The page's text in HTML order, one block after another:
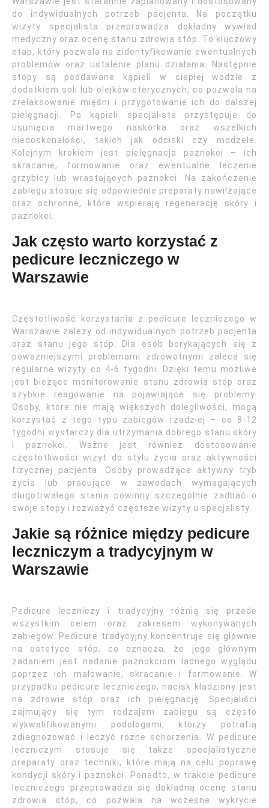
do indywidualnych potrzeb pacjenta. Na początku
wizyty specjalista przeprowadza dokładny wywiad
medyczny oraz ocenę stanu zdrowia stóp. To kluczowy
etap, który pozwala na zidentyfikowanie ewentualnych
problemów oraz ustalenie planu działania. Następnie
stopy są poddawane kąpieli w ciepłej wodzie z
dodatkiem soli lub olejków eterycznych, co pozwala na
zrelaksowanie mięśni i przygotowanie ich do dalszej
pielęgnacji. Po kąpieli specjalista przystępuje do
usunięcia martwego naskórka oraz wszelkich
niedoskonałości, takich jak odciski czy modzele.
Kolejnym krokiem jest pielęgnacja paznokci – ich
skracanie, formowanie oraz ewentualne leczenie
grzybicy lub wrastających paznokci. Na zakończenie
zabiegu stosuje się odpowiednie preparaty nawilżające
oraz ochronne, które wspierają regenerację skóry i
paznokci.
Jak często warto korzystać z
pedicure leczniczego w
Warszawie
Częstotliwość korzystania z pedicure leczniczego w
Warszawie zależy od indywidualnych potrzeb pacjenta
oraz stanu jego stóp. Dla osób borykających się z
poważniejszymi problemami zdrowotnymi zaleca się
regularne wizyty co 4-6 tygodni. Dzięki temu możliwe
jest bieżące monitorowanie stanu zdrowia stóp oraz
szybkie reagowanie na pojawiające się problemy.
Osoby, które nie mają większych dolegliwości, mogą
korzystać z tego typu zabiegów rzadziej – co 8-12
tygodni wystarczy dla utrzymania dobrego stanu skóry
i paznokci. Ważne jest również dostosowanie
częstotliwości wizyt do stylu życia oraz aktywności
fizycznej pacjenta. Osoby prowadzące aktywny tryb
życia lub pracujące w zawodach wymagających
długotrwałego stania powinny szczególnie zadbać o
swoje stopy i rozważyć częstsze wizyty u specjalisty.
Jakie są różnice między pedicure
leczniczym a tradycyjnym w
Warszawie
Pedicure leczniczy i tradycyjny różnią się przede
wszystkim celem oraz zakresem wykonywanych
zabiegów. Pedicure tradycyjny koncentruje się głównie
na estetyce stóp, co oznacza, że jego głównym
zadaniem jest nadanie paznokciom ładnego wyglądu
poprzez ich malowanie, skracanie i formowanie. W
przypadku pedicure leczniczego, nacisk kładziony jest
na zdrowie stóp oraz ich pielęgnację. Specjaliści
zajmujący się tym rodzajem zabiegu są często
wykwalifikowanymi podologami, którzy potrafią
zdiagnozować i leczyć różne schorzenia. W pedicure
leczniczym stosuje się także specjalistyczne
preparaty oraz techniki, które mają na celu poprawę
kondycji skóry i paznokci. Ponadto, w trakcie pedicure
leczniczego przeprowadza się dokładną ocenę stanu
zdrowia stóp, co pozwala na wczesne wykrycie